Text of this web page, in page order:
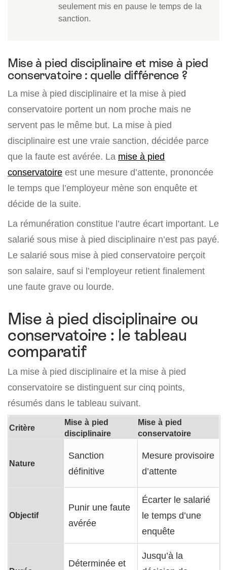
seulement mis en pause le temps de la
sanction.
Mise à pied disciplinaire et mise à pied
conservatoire : quelle différence ?
La mise à pied disciplinaire et la mise à pied
conservatoire portent un nom proche mais ne
servent pas le même but. La mise à pied
disciplinaire est une vraie sanction, décidée parce
que la faute est avérée. La mise à pied
conservatoire est une mesure d’attente, prononcée
le temps que l’employeur mène son enquête et
décide de la suite.
La rémunération constitue l’autre écart important. Le
salarié sous mise à pied disciplinaire n’est pas payé.
Le salarié sous mise à pied conservatoire perçoit
son salaire, sauf si l’employeur retient finalement
une faute grave ou lourde.
Mise à pied disciplinaire ou
conservatoire : le tableau
comparatif
La mise à pied disciplinaire et la mise à pied
conservatoire se distinguent sur cinq points,
résumés dans le tableau suivant.
Critère
Mise à pied
disciplinaire
Mise à pied
conservatoire
Nature
Sanction
définitive
Mesure provisoire
d’attente
Objectif
Punir une faute
avérée
Écarter le salarié
le temps d’une
enquête
Déterminée et
Jusqu’à la